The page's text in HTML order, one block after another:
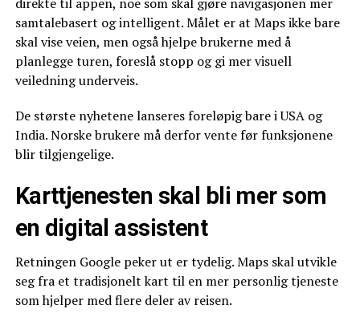
samtalebasert og intelligent. Målet er at Maps ikke bare
skal vise veien, men også hjelpe brukerne med å
planlegge turen, foreslå stopp og gi mer visuell
veiledning underveis.
De største nyhetene lanseres foreløpig bare i USA og
India. Norske brukere må derfor vente før funksjonene
blir tilgjengelige.
Karttjenesten skal bli mer som
en digital assistent
Retningen Google peker ut er tydelig. Maps skal utvikle
seg fra et tradisjonelt kart til en mer personlig tjeneste
som hjelper med flere deler av reisen.